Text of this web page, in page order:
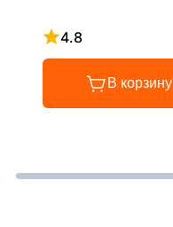
4.8
Рейтинг 4.8 из 5
В корзину